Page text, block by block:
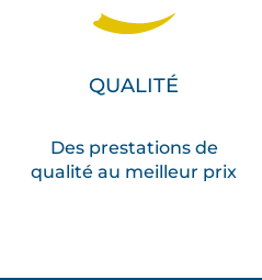
QUALITÉ
Des prestations de
qualité au meilleur prix